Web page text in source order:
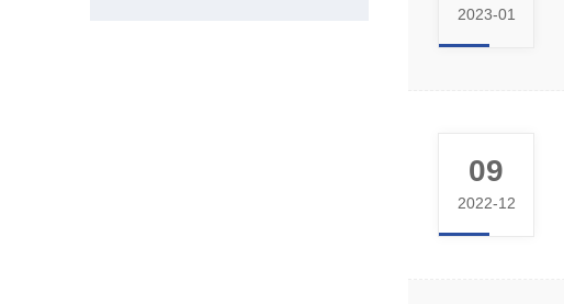
2023-01
09
2022-12